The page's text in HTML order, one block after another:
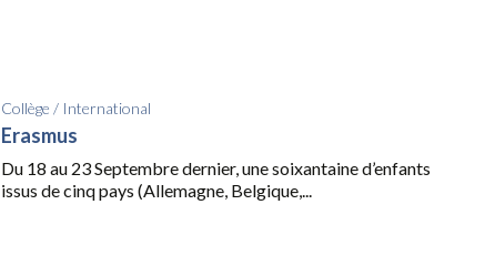
Collège / International
Erasmus
Du 18 au 23 Septembre dernier, une soixantaine d’enfants
issus de cinq pays (Allemagne, Belgique,...